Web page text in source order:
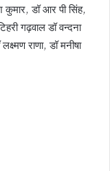
डॉ आर पी सिंह,
गढ़वाल डॉ वन्दना
राणा, डॉ मनीषा